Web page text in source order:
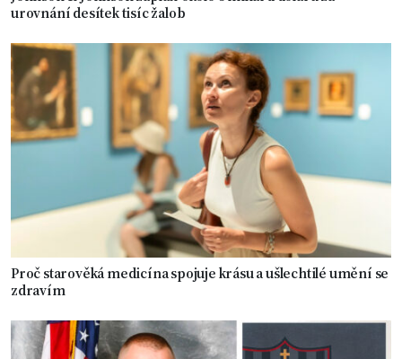
urovnání desítek tisíc žalob
Proč starověká medicína spojuje krásu a ušlechtilé umění se
zdravím